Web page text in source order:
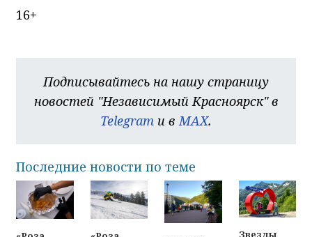
16+
Подписывайтесь на нашу страницу
новостей "Независимый Красноярск" в
Telegram и в MAX.
Последние новости по теме